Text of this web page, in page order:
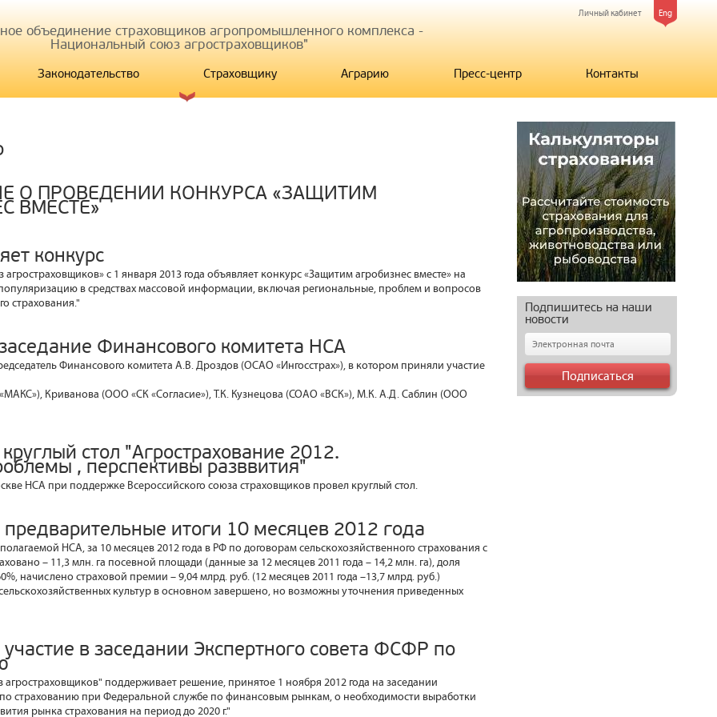
Eng
Личный кабинет
объединение страховщиков агропромышленного комплекса -
Национальный союз агростраховщиков"
Законодательство Страховщику Аграрию Пресс-центр Контакты
О ПРОВЕДЕНИИ КОНКУРСА «ЗАЩИТИМ
ВМЕСТЕ»
конкурс
с 1 января 2013 года объявляет конкурс «Защитим агробизнес вместе» на
в средствах массовой информации, включая региональные, проблем и вопросов
страхования."
Финансового комитета НСА
Финансового комитета А.В. Дроздов (ОСАО «Ингосстрах»), в котором приняли участие
Криванова (ООО «СК «Согласие»), Т.К. Кузнецова (СОАО «ВСК»), М.К. А.Д. Саблин (ООО
стол "Агрострахование 2012.
, перспективы разввития"
НСА при поддержке Всероссийского союза страховщиков провел круглый стол.
итоги 10 месяцев 2012 года
НСА, за 10 месяцев 2012 года в РФ по договорам сельскохозяйственного страхования с
– 11,3 млн. га посевной площади (данные за 12 месяцев 2011 года – 14,2 млн. га), доля
начислено страховой премии – 9,04 млрд. руб. (12 месяцев 2011 года –13,7 млрд. руб.)
культур в основном завершено, но возможны уточнения приведенных
в заседании Экспертного совета ФСФР по
поддерживает решение, принятое 1 ноября 2012 года на заседании
по страхованию при Федеральной службе по финансовым рынкам, о необходимости выработки
рынка страхования на период до 2020 г."
Подпишитесь на наши
новости